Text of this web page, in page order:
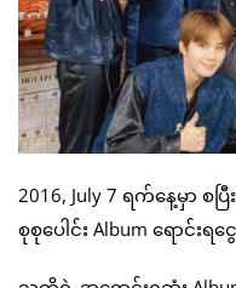
2016, July 7 ရက်နေ့မှာ စ
စုစုပေါင်း Album ရောင်း